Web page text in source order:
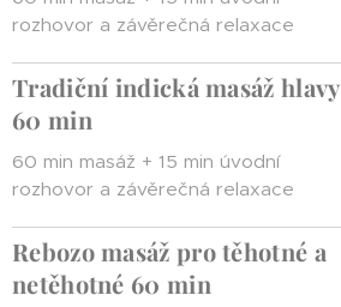
rozhovor a závěrečná relaxace
Tradiční indická masáž hlavy
60 min
60 min masáž + 15 min úvodní
rozhovor a závěrečná relaxace
Rebozo masáž pro těhotné a
netěhotné 60 min